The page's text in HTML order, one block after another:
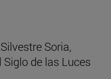
Soria,
de las Luces